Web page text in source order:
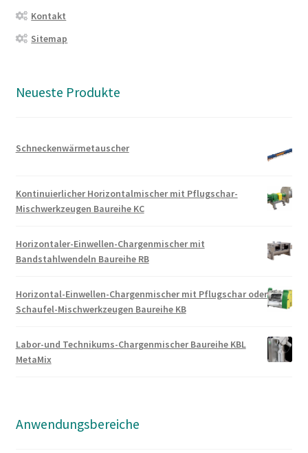
Kontakt
Sitemap
Neueste Produkte
Schneckenwärmetauscher
Kontinuierlicher Horizontalmischer mit Pflugschar-
Mischwerkzeugen Baureihe KC
Horizontaler-Einwellen-Chargenmischer mit
Bandstahlwendeln Baureihe RB
Horizontal-Einwellen-Chargenmischer mit Pflugschar oder
Schaufel-Mischwerkzeugen Baureihe KB
Labor-und Technikums-Chargenmischer Baureihe KBL
MetaMix
Anwendungsbereiche